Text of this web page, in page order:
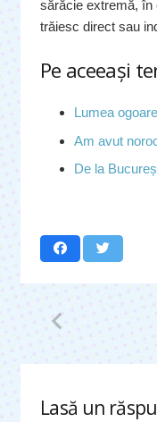
sărăcie extremă, în
trăiesc direct sau
Pe aceeaşi
Lumea
Am avut
De la
Lasă un